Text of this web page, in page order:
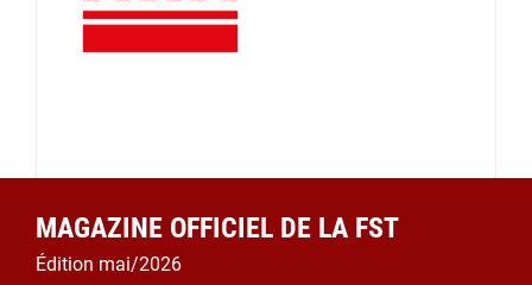
MAGAZINE OFFICIEL DE LA FST
Édition mai/2026